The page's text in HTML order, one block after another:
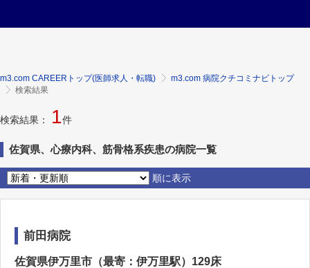
m3.com CAREERトップ(医師求人・転職)
m3.com 病院クチコミナビトップ
検索結果
検索結果： 1件
佐賀県、心療内科、筋骨格系疾患の病院一覧
順に表示
前田病院
佐賀県伊万里市（最寄：伊万里駅）129床